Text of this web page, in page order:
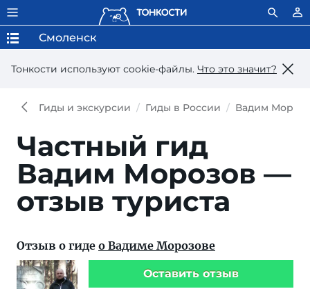
Тонкости используют сookie-файлы. Что это значит?
Смоленск
Гиды и экскурсии Гиды в России Вадим
Частный гид
Вадим Морозов —
отзыв туриста
Отзыв о гиде о Вадиме Морозове
Оставить отзыв